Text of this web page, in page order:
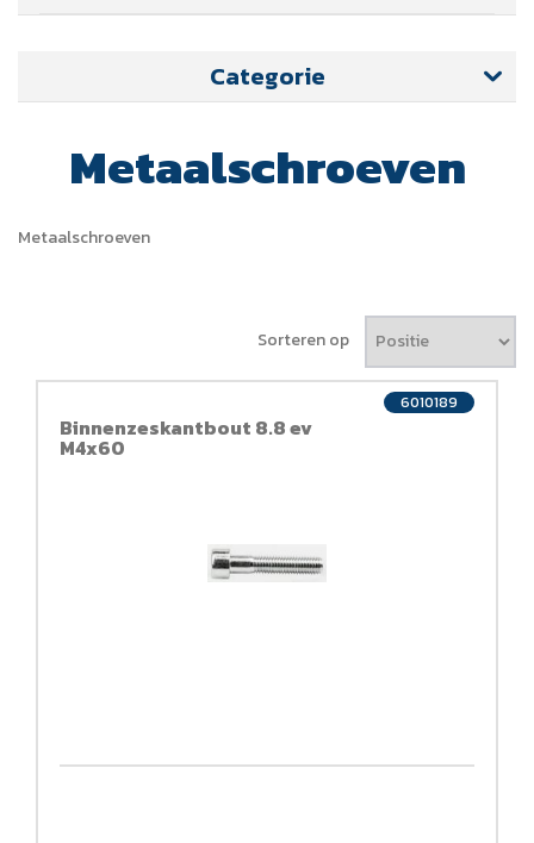
Categorie
Metaalschroeven
Metaalschroeven
Sorteren op
Binnenzeskantbout 8.8 ev
M4x60
6010189